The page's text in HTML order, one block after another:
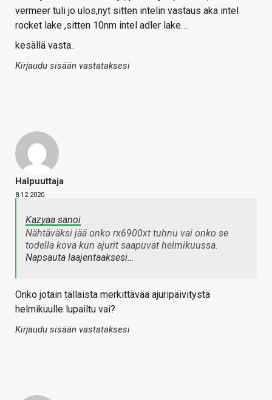
vermeer tuli jo ulos,nyt sitten intelin vastaus aka intel
rocket lake ,sitten 10nm intel adler lake….
kesällä vasta..
Kirjaudu sisään vastataksesi
Halpuuttaja
8.12.2020
Kazyaa sanoi
Nähtäväksi jää onko rx6900xt tuhnu vai onko se
todella kova kun ajurit saapuvat helmikuussa.
Napsauta laajentaaksesi…
Onko jotain tällaista merkittävää ajuripäivitystä
helmikuulle lupailtu vai?
Kirjaudu sisään vastataksesi